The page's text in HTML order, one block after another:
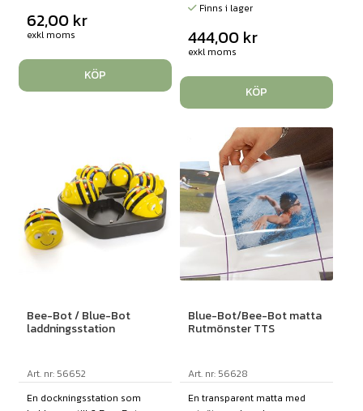
62,00 kr
exkl moms
KÖP
Finns i lager
444,00 kr
exkl moms
KÖP
Bee-Bot / Blue-Bot
laddningsstation
Art. nr: 56652
En dockningsstation som
Blue-Bot/Bee-Bot matta
Rutmönster TTS
Art. nr: 56628
En transparent matta med